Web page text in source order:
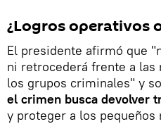
¿Logros operativos
El presidente afirmó que
ni retrocederá frente a
los grupos criminales" y
el crimen busca devolver
y proteger a los pequeños